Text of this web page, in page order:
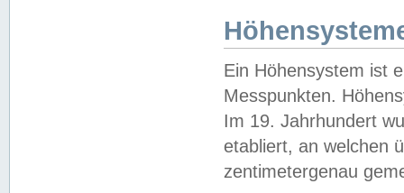
Ein Höhensystem ist
Messpunkten.
Im 19. Jahrhundert
etabliert, an welchen
zentimetergenau